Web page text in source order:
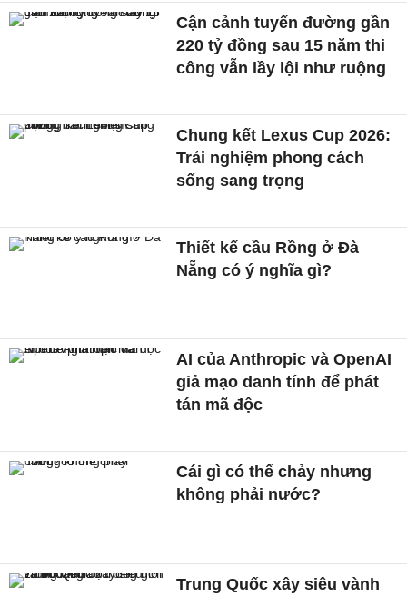
Cận cảnh tuyến đường gần
220 tỷ đồng sau 15 năm thi
công vẫn lầy lội như ruộng
Chung kết Lexus Cup 2026:
Trải nghiệm phong cách
sống sang trọng
Thiết kế cầu Rồng ở Đà
Nẵng có ý nghĩa gì?
AI của Anthropic và OpenAI
giả mạo danh tính để phát
tán mã độc
Cái gì có thể chảy nhưng
không phải nước?
Trung Quốc xây siêu vành